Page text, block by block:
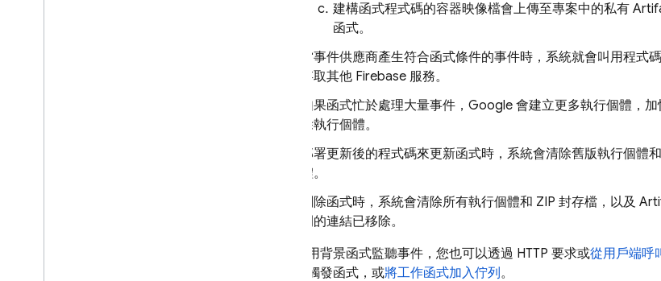
建構函式程式碼的容器映像檔會上傳至專案中的私有
函式。
當事件供應商產生符合函式條件的事件時，系統就會叫用程式
存取其他 Firebase 服務。
如果函式忙於處理大量事件，Google 會建立更多執行個體，
除執行個體。
部署更新後的程式碼來更新函式時，系統會清除舊版執行個體和
體。
刪除函式時，系統會清除所有執行個體和 ZIP 封存檔，以及
間的連結已移除。
除了使用背景函式監聽事件，您也可以透過 HTTP 要求或從用戶端呼
上觸發函式，或將工作函式加入佇列。